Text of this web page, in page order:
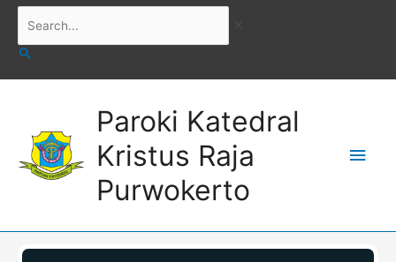
Skip
content
Paroki Katedral
Kristus Raja
Purwokerto